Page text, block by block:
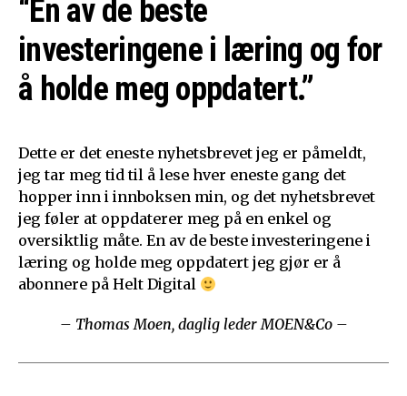
“En av de beste
investeringene i læring og for
å holde meg oppdatert.”
Dette er det eneste nyhetsbrevet jeg er påmeldt,
jeg tar meg tid til å lese hver eneste gang det
hopper inn i innboksen min, og det nyhetsbrevet
jeg føler at oppdaterer meg på en enkel og
oversiktlig måte. En av de beste investeringene i
læring og holde meg oppdatert jeg gjør er å
abonnere på Helt Digital
– Thomas Moen, daglig leder MOEN&Co –